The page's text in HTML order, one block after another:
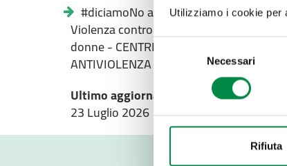
Utilizziamo i cookie per
Selezione
Necessari
Rifiuta
#diciamoNo alla
Violenza contro le
donne - CENTRI
ANTIVIOLENZA
Ultimo aggiornamento pagina:
23 Luglio 2026